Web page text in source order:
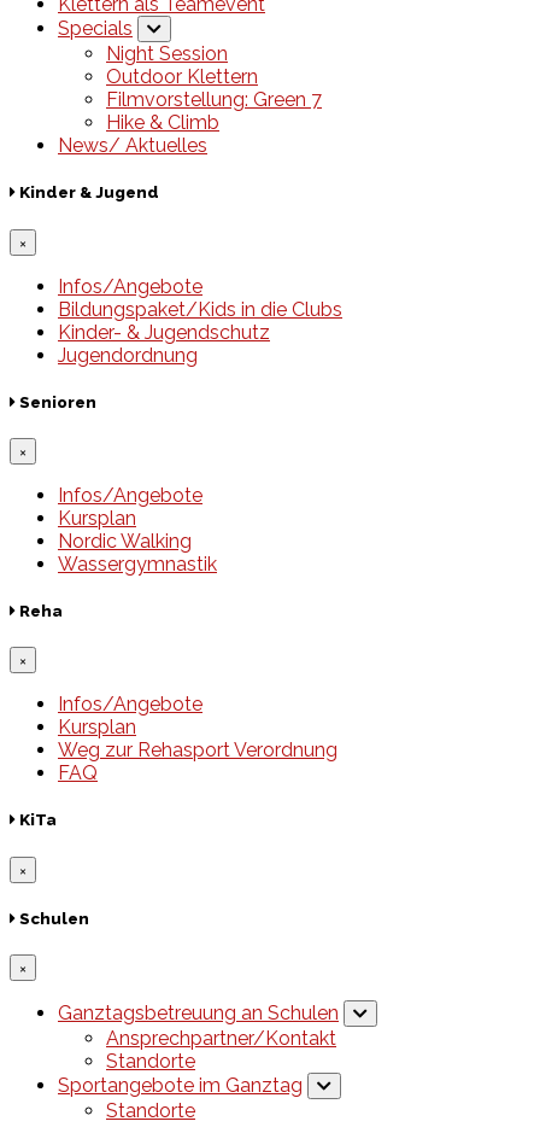
Specials
Night Session
Outdoor Klettern
Filmvorstellung: Green 7
Hike & Climb
News/ Aktuelles
Kinder & Jugend
×
Infos/Angebote
Bildungspaket/Kids in die Clubs
Kinder- & Jugendschutz
Jugendordnung
Senioren
×
Infos/Angebote
Kursplan
Nordic Walking
Wassergymnastik
Reha
×
Infos/Angebote
Kursplan
Weg zur Rehasport Verordnung
FAQ
KiTa
×
Schulen
×
Ganztagsbetreuung an Schulen
Ansprechpartner/Kontakt
Standorte
Sportangebote im Ganztag
Standorte